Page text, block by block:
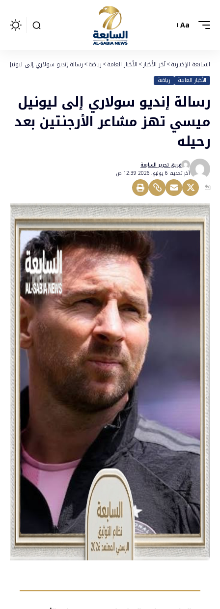
Aa
السابعة الإخبارية>آخر الأخبار>الأخبار العامة>رياضة>رسالة إنديو سولاري إلى ليونيل
الأخبار العامة رياضة
رسالة إنديو سولاري إلى ليونيل
ميسي تهز مشاعر الأرجنتين بعد
رحيله
أخر تحديث 6 يونيو، 2026 12:39 ص
فريق تحرير السابعة